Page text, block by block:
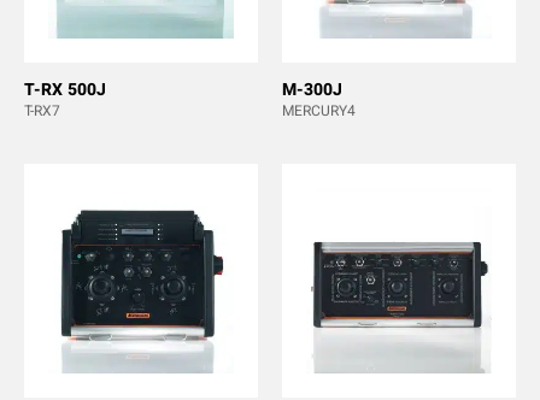
T-RX 500J
T-RX7
M-300J
MERCURY4